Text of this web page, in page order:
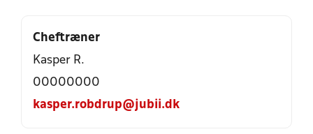
Cheftræner
Kasper R.
00000000
kasper.robdrup@jubii.dk